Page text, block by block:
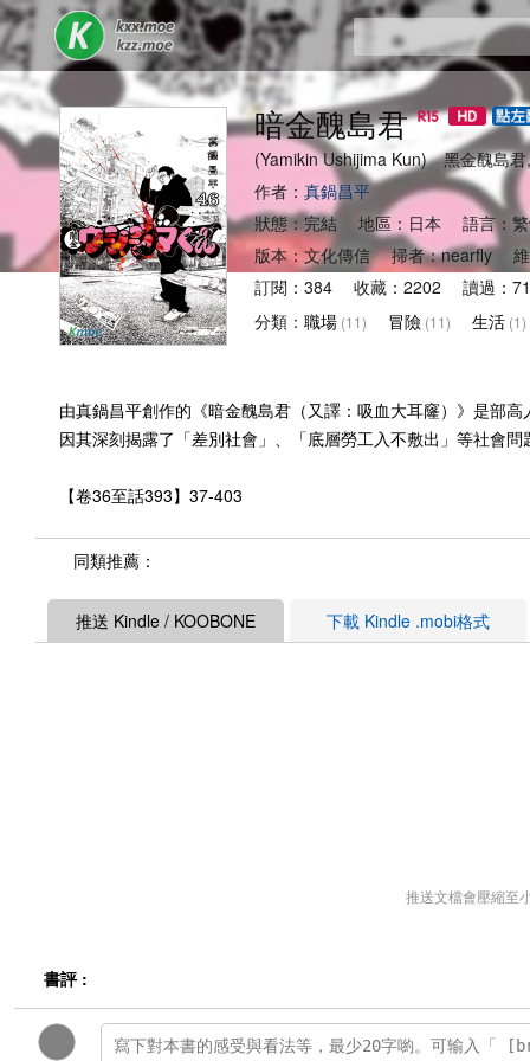
暗金醜島君
(Yamikin Ushijima Kun) 黑金醜島
作者： 真鍋昌平
狀態：完結 地區：日本 語言：
版本：文化傳信 掃者：nearfly 維
訂閱：384 收藏：2202 讀過：
分類： 職場 (11) 冒險 (11) 生活 (1)
由真鍋昌平創作的《暗金醜島君（又譯：吸血大耳窿）》是部
因其深刻揭露了「差別社會」、「底層勞工入不敷出」等社會
【卷36至話393】37-403
同類推薦：
推送 Kindle / KOOBONE 下載 Kindle .mobi格式
推送文檔會壓縮至
書評 :